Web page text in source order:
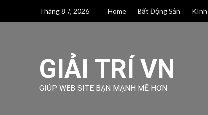
Tháng 8 7, 2026 Home Bất Động Sản KInh
GIẢI TRÍ VN
GIÚP WEB SITE BẠN MẠNH MẼ HƠN